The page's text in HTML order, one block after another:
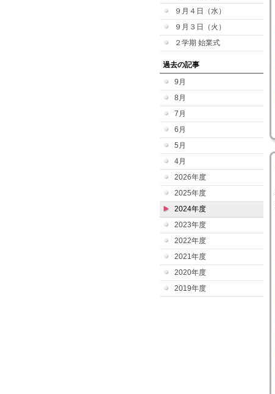
９月４日（水）
９月３日（火）
２学期 始業式
過去の記事
9月
8月
7月
6月
5月
4月
2026年度
2025年度
2024年度
2023年度
2022年度
2021年度
2020年度
2019年度